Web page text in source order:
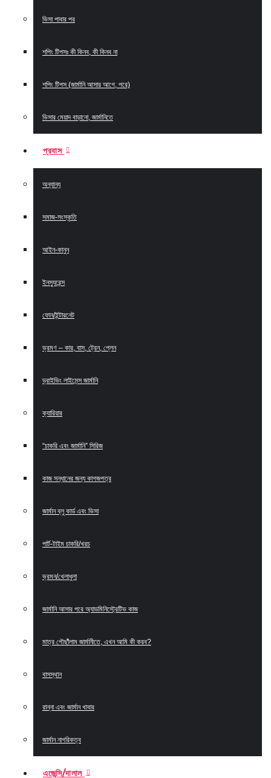
ভিসা পাবার পর
শপিং টিপসঃ কী কিনব, কী কিনব না
শপিং টিপস (জার্মানি আসার আগে, পরে)
ভিসার মেয়াদ বাড়ানো, জার্মানিতে
প্রবাস
অন্যান্য
সমাজ-সংস্কৃতি
আইন-কানুন
ইনস্যুরেন্স
ফোন/ইন্টারনেট
ভ্রমণ – কার, বাস, ট্রেন, প্লেন
ড্রাইভিং লাইসেন্স জার্মানি
ক্যারিয়ার
“চাকরি এবং জার্মানি” সিরিজ
কাজ সন্ধানের জন্য কাগজপত্র
জার্মান ব্লু কার্ড এবং ভিসা
পার্ট-টাইম চাকরি/খরচ
ভ্রমন/খেলাধুলা
জার্মানি আসার পরে অ্যাডমিনিস্ট্রেটিভ কাজ
মাত্র পৌছাঁঁলাম জার্মানীতে, এখন আমি কী করব?
বাসস্থান
রান্না এবং জার্মান খাবার
জার্মান নাগরিকত্ব
এজেন্সি/দালাল